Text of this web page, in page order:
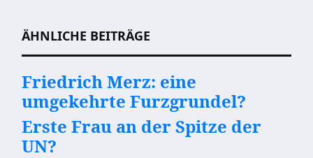
ÄHNLICHE BEITRÄGE
Friedrich Merz: eine
umgekehrte Furzgrundel?
Erste Frau an der Spitze der
UN?